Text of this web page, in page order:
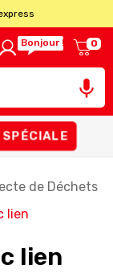
Bonjour ! 0

SPÉCIALE
de Déchets
lien
lien